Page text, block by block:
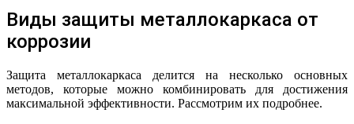
Виды защиты металлокаркаса от
коррозии
Защита металлокаркаса делится на несколько основных
методов, которые можно комбинировать для достижения
максимальной эффективности. Рассмотрим их подробнее.